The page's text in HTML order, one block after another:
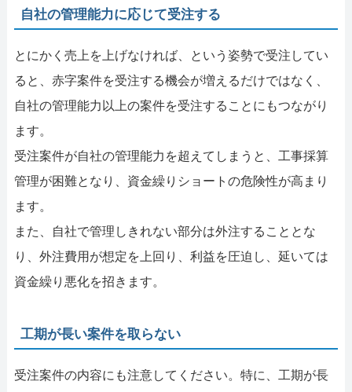
自社の管理能力に応じて受注する
とにかく売上を上げなければ、という姿勢で受注してい
ると、赤字案件を受注する機会が増えるだけではなく、
自社の管理能力以上の案件を受注することにもつながり
ます。
受注案件が自社の管理能力を超えてしまうと、工事採算
管理が困難となり、資金繰りショートの危険性が高まり
ます。
また、自社で管理しきれない部分は外注することとな
り、外注費用が想定を上回り、利益を圧迫し、延いては
資金繰り悪化を招きます。
工期が長い案件を取らない
受注案件の内容にも注意してください。特に、工期が長